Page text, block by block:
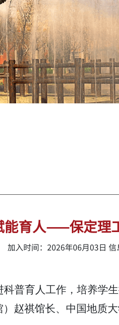
能育人——保定理
加入时间：2026年06月03日
普育人工作，培养学
赵祺馆长、中国地质